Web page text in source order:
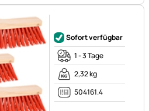
Sofort verfügbar
1 - 3 Tage
2,32 kg
504161.4